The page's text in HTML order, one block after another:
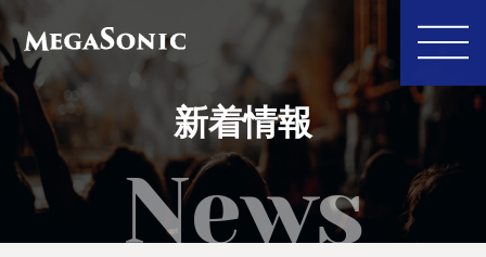
私たちにできること
イベント実績
新着情報